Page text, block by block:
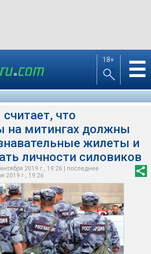
18+ ☰
что
на митингах должны
жилеты и
личности силовиков
2019 г., 19:26 | последнее
2019 г., 19:26